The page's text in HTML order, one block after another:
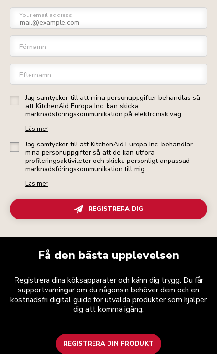
Your email address
Förnamn
Efternamn
Jag samtycker till att mina personuppgifter behandlas så
att KitchenAid Europa Inc. kan skicka
marknadsföringskommunikation på elektronisk väg.
Läs mer
Jag samtycker till att KitchenAid Europa Inc. behandlar
mina personuppgifter så att de kan utföra
profileringsaktiviteter och skicka personligt anpassad
marknadsföringskommunikation till mig.
Läs mer
REGISTRERA DIG
Få den bästa upplevelsen
Registrera dina köksapparater och känn dig trygg. Du får
supportvarningar om du någonsin behöver dem och en
kostnadsfri digital guide för utvalda produkter som hjälper
dig att komma igång.
REGISTRERA DIN PRODUKT